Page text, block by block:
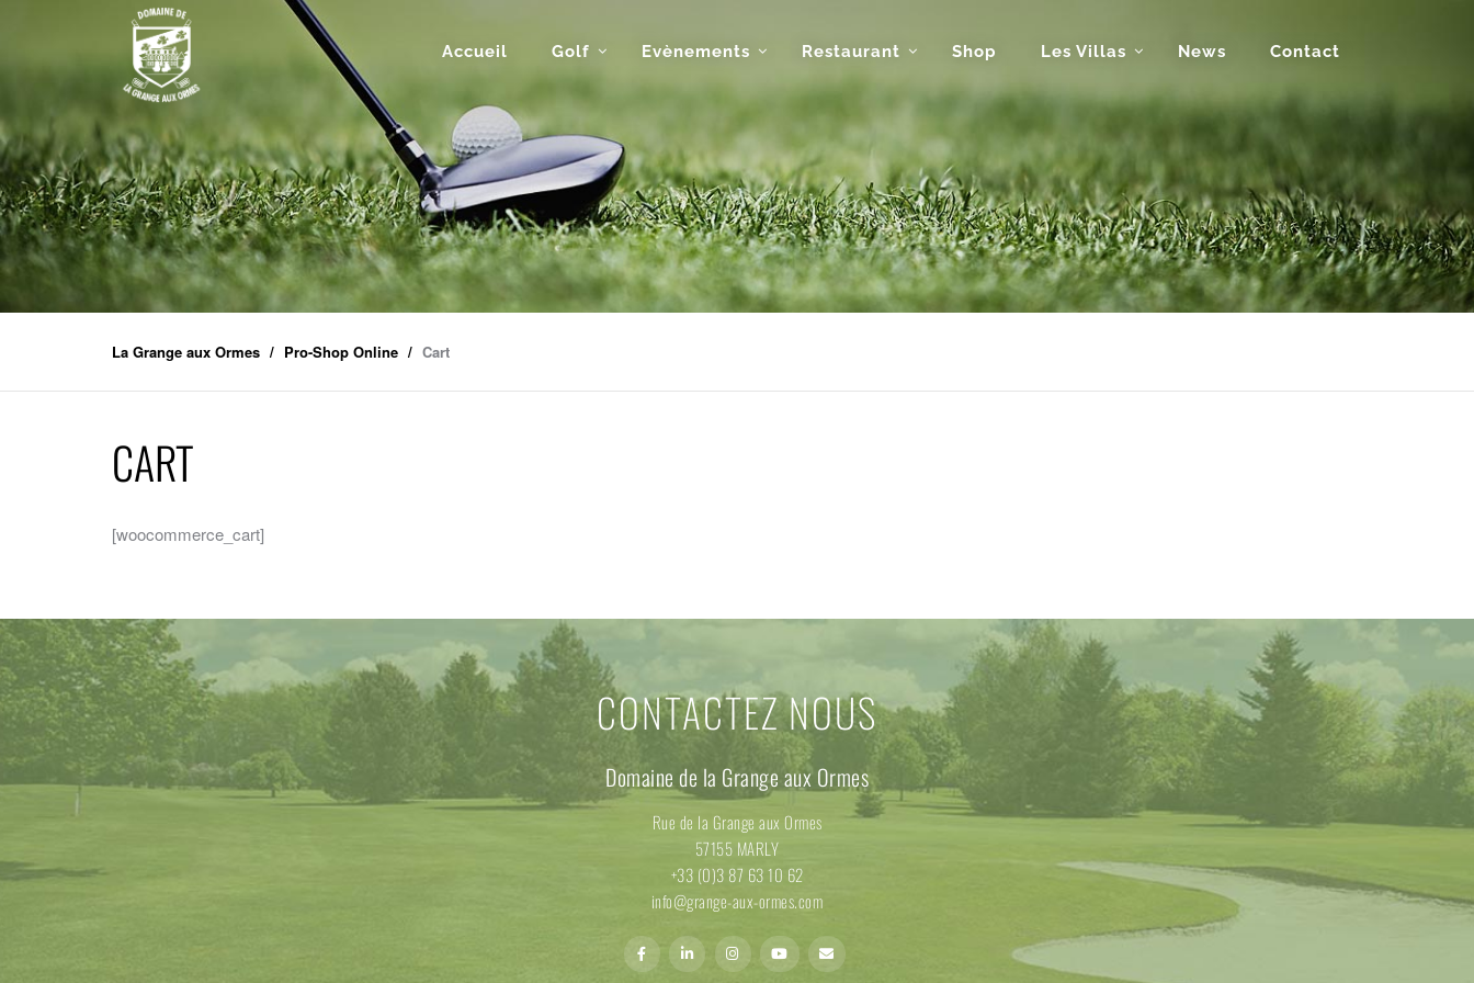
Accueil Golf Evènements Restaurant Shop Les Villas News Contact
La Grange aux Ormes Pro-Shop Online Cart
CART
[woocommerce_cart]
CONTACTEZ NOUS
Domaine de la Grange aux Ormes
Rue de la Grange aux Ormes
57155 MARLY
+33 (0)3 87 63 10 62
info@grange-aux-ormes.com